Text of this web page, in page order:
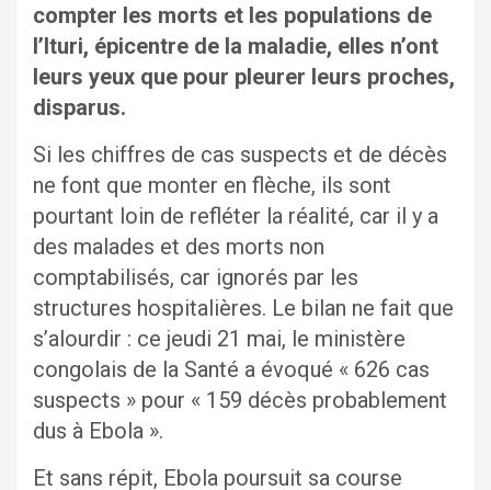
compter les morts et les populations de
l’Ituri, épicentre de la maladie, elles n’ont
leurs yeux que pour pleurer leurs proches,
disparus.
Si les chiffres de cas suspects et de décès
ne font que monter en flèche, ils sont
pourtant loin de refléter la réalité, car il y a
des malades et des morts non
comptabilisés, car ignorés par les
structures hospitalières. Le bilan ne fait que
s’alourdir : ce jeudi 21 mai, le ministère
congolais de la Santé a évoqué « 626 cas
suspects » pour « 159 décès probablement
dus à Ebola ».
Et sans répit, Ebola poursuit sa course